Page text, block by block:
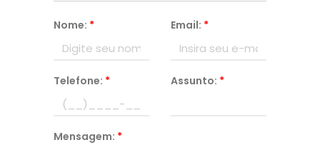
Nome: * Email: *
Telefone: * Assunto: *
Mensagem: *